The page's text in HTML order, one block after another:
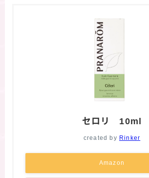
セロリ 10ml
created by Rinker
Amazon